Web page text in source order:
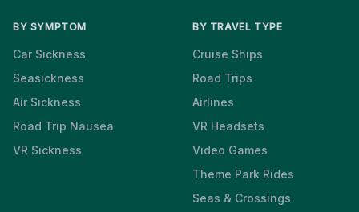
BY SYMPTOM
Car Sickness
Seasickness
Air Sickness
Road Trip Nausea
VR Sickness
BY TRAVEL TYPE
Cruise Ships
Road Trips
Airlines
VR Headsets
Video Games
Theme Park Rides
Seas & Crossings